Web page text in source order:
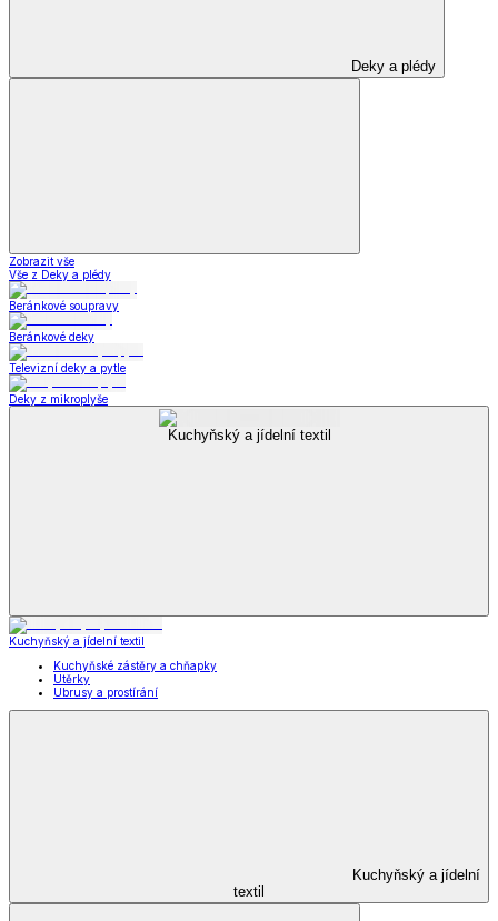
Deky a plédy
Zobrazit vše
Vše z Deky a plédy
Beránkové soupravy
Beránkové deky
Televizní deky a pytle
Deky z mikroplyše
Kuchyňský a jídelní textil
Kuchyňský a jídelní textil
Kuchyňské zástěry a chňapky
Utěrky
Ubrusy a prostírání
Kuchyňský a jídelní
textil